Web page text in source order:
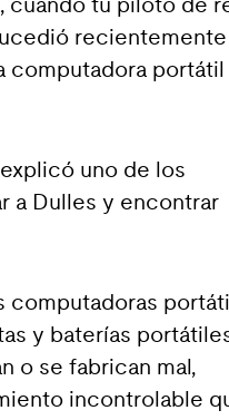
cuando tu piloto
computadora
uno de los
a Dulles y encontrar
computadoras
y baterías
o se fabrican mal,
incontrolable